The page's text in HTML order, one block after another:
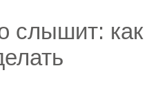
слышит: как